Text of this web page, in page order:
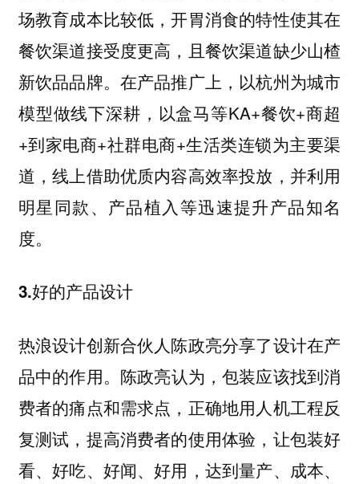
场教育成本比较低，开胃消食的特性使其在
餐饮渠道接受度更高，且餐饮渠道缺少山楂
新饮品品牌。在产品推广上，以杭州为城市
模型做线下深耕，以盒马等KA+餐饮+商超
+到家电商+社群电商+生活类连锁为主要渠
道，线上借助优质内容高效率投放，并利用
明星同款、产品植入等迅速提升产品知名
度。
3.好的产品设计
热浪设计创新合伙人陈政亮分享了设计在产
品中的作用。 陈政亮认为，包装应该找到消
费者的痛点和需求点，正确地用人机工程反
复测试，提高消费者的使用体验，让包装好
看、好吃、好闻、好用，达到量产、成本、